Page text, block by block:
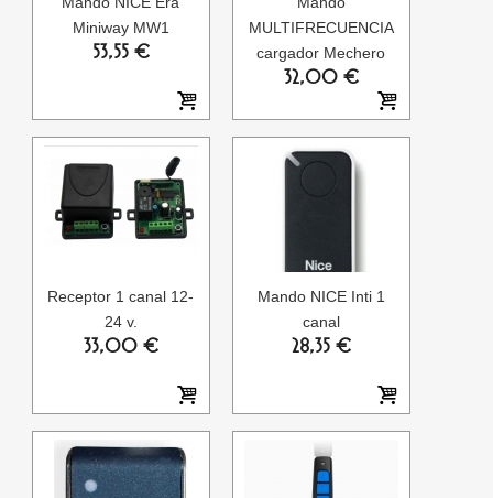
Miniway MW1
53,55 €
MULTIFRECUENCIA
cargador Mechero
32,00 €
Receptor 1 canal 12-
24 v.
33,00 €
Mando NICE Inti 1
canal
28,35 €